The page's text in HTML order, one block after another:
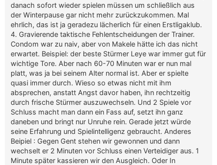
danach sofort wieder spielen müssen um schließlich aus
der Winterpause gar nicht mehr zurückzukommen. Mal
ehrlich, das ist ja geradezu lächerlich für einen Erstligaklub.
4. Gravierende taktische Fehlentscheidungen der Trainer.
Condom war zu naiv, aber von Makele hätte ich das nicht
erwartet. Beispiel: der beste Stürmer Leye war immer gut für
wichtige Tore. Aber nach 60-70 Minuten war er nun mal
platt, was ja bei seinem Alter normal ist. Aber er spielte
quasi immer durch. Wieso so etwas nicht mit ihm
absprechen, anstatt Angst davor haben, ihn rechtzeitig
durch frische Stürmer auszuwechseln. Und 2 Spiele vor
Schluss macht man dann ein Fass auf, setzt ihn ganz
daneben und bringt nur Unruhe rein. Gerade jetzt würde
seine Erfahrung und Spielintelligenz gebraucht. Anderes
Beipiel : Gegen Gent stehen wir gewonnen und dann
wechselt er 2 Minuten vor Schluss einen Verteidiger aus. 1
Minute später kassieren wir den Ausgleich. Oder In